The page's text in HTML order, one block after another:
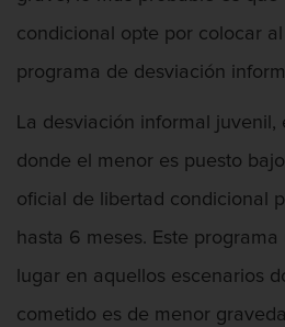
Actos lascivos con
Copulación Oral
Exposición
Merodear Para
condicional opte por colocar
programa de desviación
La desviación informal juvenil,
donde el menor es puesto
oficial de libertad condicional
hasta 6 meses. Este
lugar en aquellos escenarios
cometido es de menor